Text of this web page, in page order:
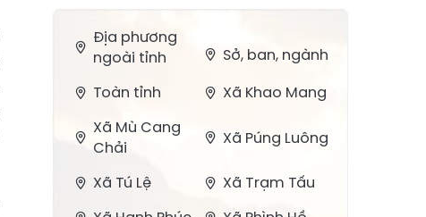
Địa phương
ngoài tỉnh
Sở, ban, ngành
Toàn tỉnh
Xã Khao Mang
Xã Mù Cang
Chải
Xã Púng Luông
Xã Tú Lệ
Xã Trạm Tấu